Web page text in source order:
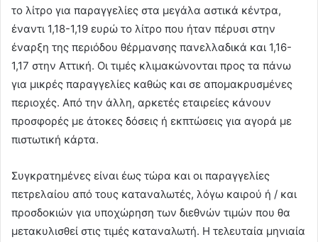
το λίτρο για παραγγελίες στα μεγάλα αστικά κέντρα,
έναντι 1,18-1,19 ευρώ το λίτρο που ήταν πέρυσι στην
έναρξη της περιόδου θέρμανσης πανελλαδικά και 1,16-
1,17 στην Αττική. Οι τιμές κλιμακώνονται προς τα πάνω
για μικρές παραγγελίες καθώς και σε απομακρυσμένες
περιοχές. Από την άλλη, αρκετές εταιρείες κάνουν
προσφορές με άτοκες δόσεις ή εκπτώσεις για αγορά με
πιστωτική κάρτα.
Συγκρατημένες είναι έως τώρα και οι παραγγελίες
πετρελαίου από τους καταναλωτές, λόγω καιρού ή / και
προσδοκιών για υποχώρηση των διεθνών τιμών που θα
μετακυλισθεί στις τιμές καταναλωτή. Η τελευταία μηνιαία